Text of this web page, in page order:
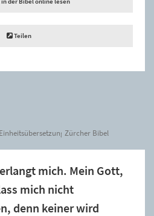
Teilen
Einheitsübersetzung Zürcher Bibel
mich. Mein Gott,
mich nicht
denn keiner wird